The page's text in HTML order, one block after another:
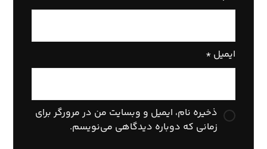
ایمیل *
ذخیره نام، ایمیل و وبسایت من در مرورگر برای
زمانی که دوباره دیدگاهی می‌نویسم.